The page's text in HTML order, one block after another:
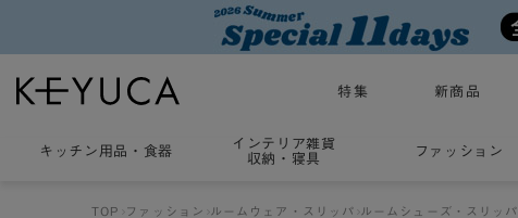
特集 新商品
キッチン用品 ・ 食器
インテリア雑貨
収納・寝具
ファッション
TOP ファッション ルームウェア・スリッパ ルームシューズ・スリッパ